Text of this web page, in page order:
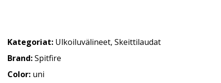
Kategoriat: Ulkoiluvälineet, Skeittilaudat
Brand:Spitfire
Color: uni